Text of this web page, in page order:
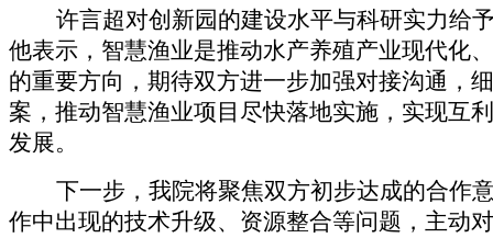
许言超对创新园的建设水平与科研实力给
他表示，智慧渔业是推动水产养殖产业现代化
的重要方向，期待双方进一步加强对接沟通，
案，推动智慧渔业项目尽快落地实施，实现互
发展。
下一步，我院将聚焦双方初步达成的合作
作中出现的技术升级、资源整合等问题，主动